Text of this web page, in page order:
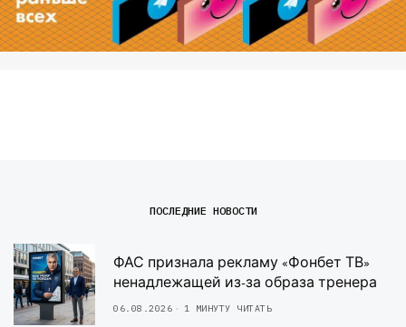
ПОСЛЕДНИЕ НОВОСТИ
ФАС признала рекламу «Фонбет ТВ»
ненадлежащей из-за образа тренера
06.08.2026 1 МИНУТУ ЧИТАТЬ